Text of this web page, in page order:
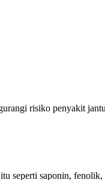
risiko penyakit
seperti saponin,